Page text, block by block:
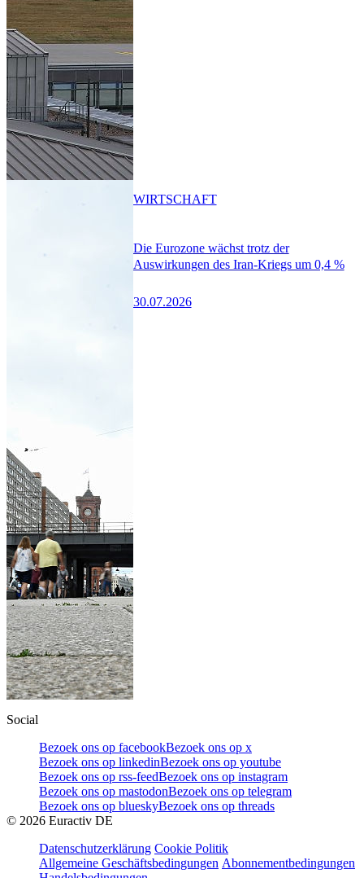
Die Eurozone wächst trotz der
Auswirkungen des Iran-Kriegs um 0,4 %
30.07.2026
WIRTSCHAFT
Social
Bezoek ons op facebookBezoek ons op x
Bezoek ons op linkedinBezoek ons op youtube
Bezoek ons op rss-feedBezoek ons op instagram
Bezoek ons op mastodonBezoek ons op telegram
Bezoek ons op blueskyBezoek ons op threads
© 2026 Euractiv DE
Datenschutzerklärung Cookie Politik
Allgemeine Geschäftsbedingungen Abonnementbedingungen